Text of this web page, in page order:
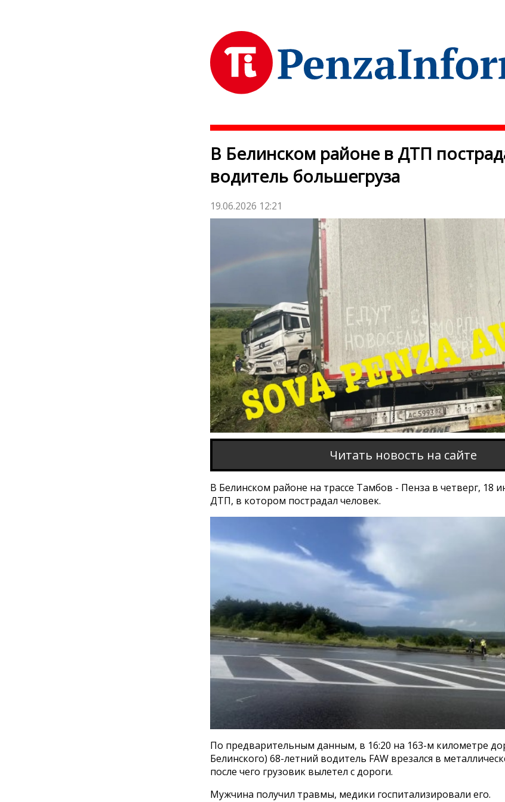
В Белинском районе в ДТП
водитель большегруза
19.06.2026 12:21
Читать новость на сайте
В Белинском районе на трассе Тамбов - Пенза в четверг, 18
ДТП, в котором пострадал человек.
По предварительным данным, в 16:20 на 163-м километре
Белинского) 68-летний водитель FAW врезался в
после чего грузовик вылетел с дороги.
Мужчина получил травмы, медики госпитализировали его.